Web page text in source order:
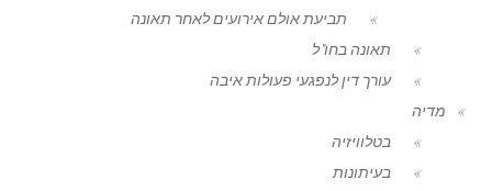
תביעת אולם אירועים לאחר תאונה
תאונה בחו"ל
עורך דין לנפגעי פעולות איבה
מדיה
בטלוויזיה
בעיתונות